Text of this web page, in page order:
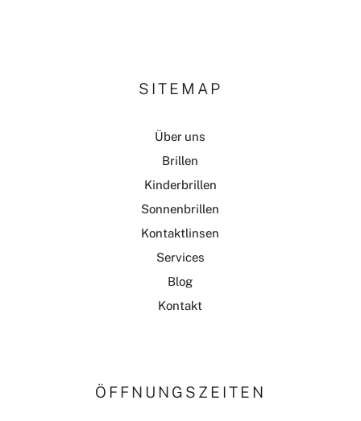
SITEMAP
Über uns
Brillen
Kinderbrillen
Sonnenbrillen
Kontaktlinsen
Services
Blog
Kontakt
ÖFFNUNGSZEITEN